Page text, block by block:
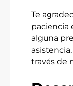
Te
paciencia
alguna
través de